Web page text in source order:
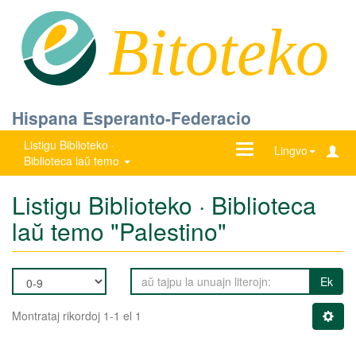
Bitoteko
Hispana Esperanto-Federacio
Listigu Biblioteko ·
Biblioteca laŭ temo
Lingvo
Ŝanĝu
Listigu Biblioteko · Biblioteca
laŭ temo "Palestino"
Ek
Montrataj rikordoj 1-1 el 1